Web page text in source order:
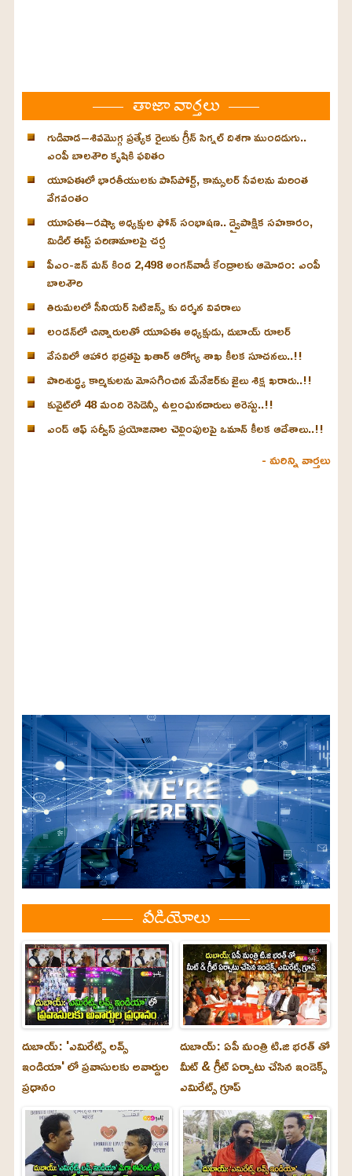
తాజా వార్తలు
గుడివాడ–శివమొగ్గ ప్రత్యేక రైలుకు గ్రీన్ సిగ్నల్ దిశగా ముందడుగు..
ఎంపీ బాలశౌరి కృషికి ఫలితం
యూఏఈలో భారతీయులకు పాస్‌పోర్ట్, కాన్సులర్ సేవలను మరింత
వేగవంతం
యూఏఈ–రష్యా అధ్యక్షుల ఫోన్ సంభాషణ.. ద్వైపాక్షిక సహకారం,
మిడిల్ ఈస్ట్ పరిణామాలపై చర్చ
పీఎం-జన్ మన్ కింద 2,498 అంగన్‌వాడీ కేంద్రాలకు ఆమోదం: ఎంపీ
బాలశౌరి
తిరుమలలో సీనియర్ సిటిజన్స్ కు దర్శన వివరాలు
లండన్‌లో చిన్నారులతో యూఏఈ అధ్యక్షుడు, దుబాయ్ రూలర్
వేసవిలో ఆహార భద్రతపై ఖతార్ ఆరోగ్య శాఖ కీలక సూచనలు..!!
పారిశుద్ధ్య కార్మికులను మోసగించిన మేనేజర్‌కు జైలు శిక్ష ఖరారు..!!
కువైట్‌లో 48 మంది రెసిడెన్సీ ఉల్లంఘనదారులు అరెస్టు..!!
ఎండ్ ఆఫ్ సర్వీస్ ప్రయోజనాల చెల్లింపులపై ఒమాన్ కీలక ఆదేశాలు..!!
- మరిన్ని వార్తలు
వీడియోలు
దుబాయ్: 'ఎమిరేట్స్ లవ్స్
ఇండియా' లో ప్రవాసులకు అవార్డుల
ప్రధానం
దుబాయ్: ఏపీ మంత్రి టి.జి భరత్ తో
మీట్ & గ్రీట్ ఏర్పాటు చేసిన ఇండెక్స్
ఎమిరేట్స్ గ్రూప్